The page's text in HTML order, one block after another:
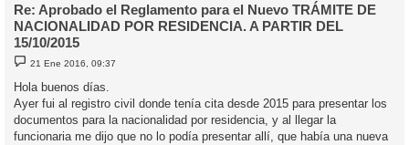
Re: Aprobado el Reglamento para el Nuevo TRÁMITE DE
NACIONALIDAD POR RESIDENCIA. A PARTIR DEL
15/10/2015
M
e
n
s
a
e
21 Ene 2016, 09:37
Hola buenos días.
Ayer fui al registro civil donde tenía cita desde 2015 para presentar los
documentos para la nacionalidad por residencia, y al llegar la
funcionaria me dijo que no lo podía presentar allí, que había una nueva